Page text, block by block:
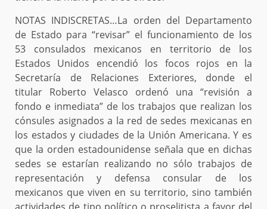
NOTAS INDISCRETAS…La orden del Departamento
de Estado para “revisar” el funcionamiento de los
53 consulados mexicanos en territorio de los
Estados Unidos encendió los focos rojos en la
Secretaría de Relaciones Exteriores, donde el
titular Roberto Velasco ordenó una “revisión a
fondo e inmediata” de los trabajos que realizan los
cónsules asignados a la red de sedes mexicanas en
los estados y ciudades de la Unión Americana. Y es
que la orden estadounidense señala que en dichas
sedes se estarían realizando no sólo trabajos de
representación y defensa consular de los
mexicanos que viven en su territorio, sino también